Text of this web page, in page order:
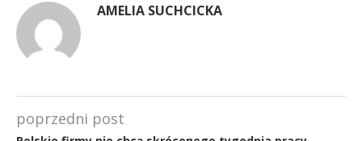
AMELIA SUCHCICKA
poprzedni post